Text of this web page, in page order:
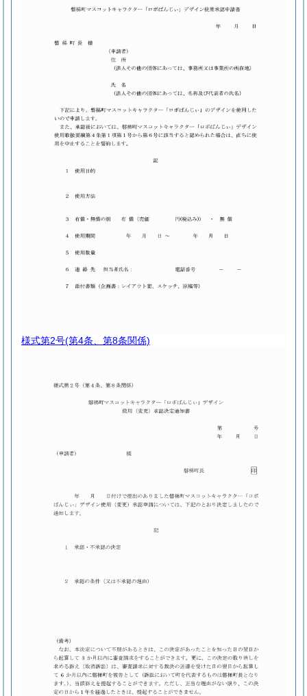
様式第2号(第4条、第8条関係)